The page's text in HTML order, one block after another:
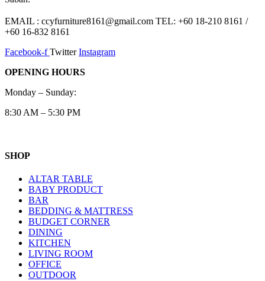
EMAIL : ccyfurniture8161@gmail.com TEL: +60 18-210 8161 /
+60 16-832 8161
Facebook-f Twitter Instagram
OPENING HOURS
Monday – Sunday:
8:30 AM – 5:30 PM
SHOP
ALTAR TABLE
BABY PRODUCT
BAR
BEDDING & MATTRESS
BUDGET CORNER
DINING
KITCHEN
LIVING ROOM
OFFICE
OUTDOOR